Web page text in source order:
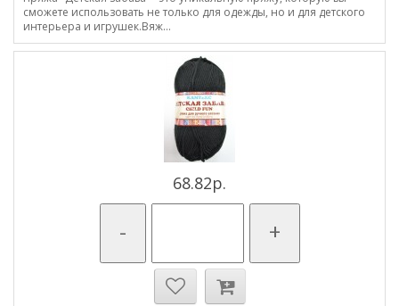
сможете использовать не только для одежды, но и для детского
интерьера и игрушек.Вяж...
68.82р.
- +